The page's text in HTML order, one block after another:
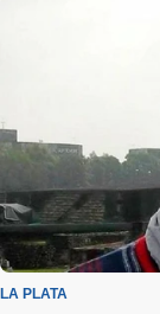
LA PLATA